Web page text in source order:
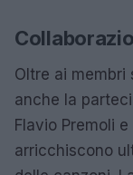
Oltre ai membri
anche la
Flavio Premoli
arricchiscono